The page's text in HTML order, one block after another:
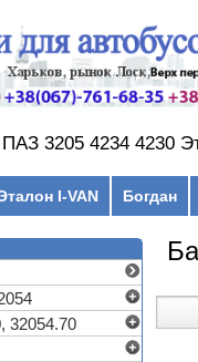
3205 4234 4230
I-VAN Богдан
32054.70